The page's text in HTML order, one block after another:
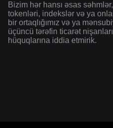
Bizim hər hansı əsas
tokenləri, indekslər və ya
bir ortaqlığımız və ya
üçüncü tərəfin ticarət
hüquqlarına iddia etmirik.